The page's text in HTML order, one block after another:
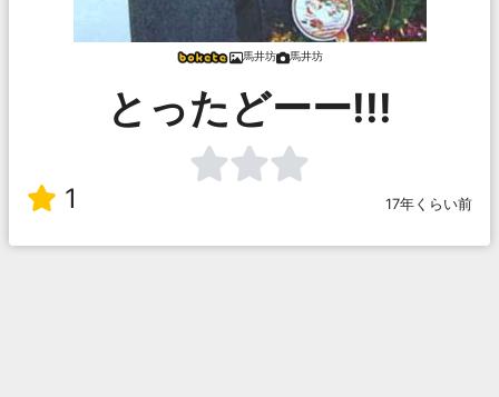
馬井坊 馬井坊
とったどーー!!!
1 17年くらい前